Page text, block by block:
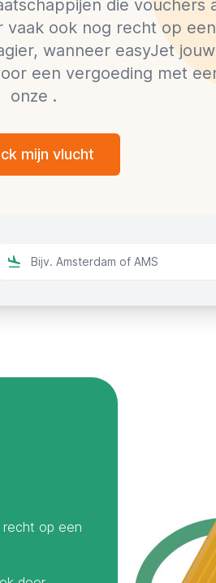
die vouchers
vaak ook nog recht op
wanneer easyJet
een vergoeding met
onze .
mijn vlucht
recht op een